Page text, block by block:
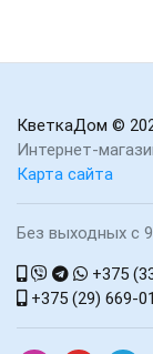
КветкаДом ©
Интернет-
Карта сайта
Без выходных с
+375
+375 (29) 669-